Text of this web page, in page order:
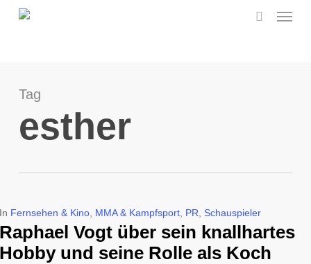
Menu
Tag
esther
Fernsehen & Kino, MMA & Kampfsport, PR Schauspieler
Vogt über sein knallhartes
und seine Rolle als Koch